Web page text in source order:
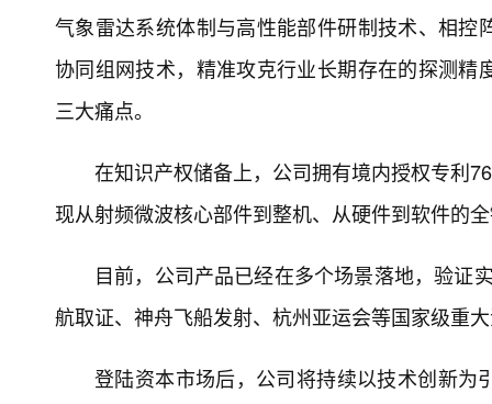
气象雷达系统体制与高性能部件研制技术、相
协同组网技术，精准攻克行业长期存在的探测
三大痛点。
在知识产权储备上，公司拥有境内授权专利
现从射频微波核心部件到整机、从硬件到软件的
目前，公司产品已经在多个场景落地，验证
航取证、神舟飞船发射、杭州亚运会等国家级重
登陆资本市场后，公司将持续以技术创新